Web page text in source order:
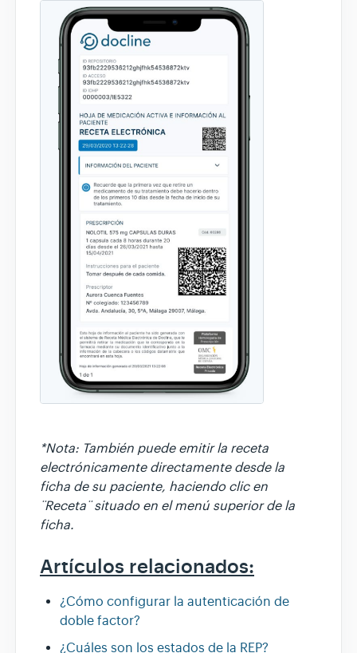
*Nota: También puede emitir la receta
electrónicamente directamente desde la
ficha de su paciente, haciendo clic en
¨Receta¨ situado en el menú superior de la
ficha.
Artículos relacionados:
¿Cómo configurar la autenticación de
doble factor?
¿Cuáles son los estados de la REP?